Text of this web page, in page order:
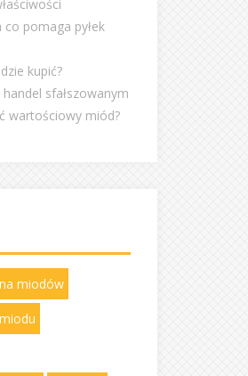
co pomaga pyłek
kupić?
sfałszowanym
wartościowy miód?
miodów